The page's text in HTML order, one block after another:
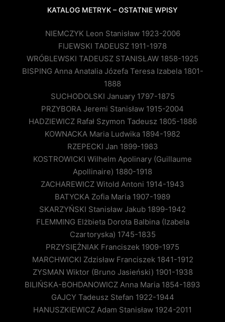
KATALOG METRYK – OSTATNIE WPISY
NIEMCZYK Leon Stanisław 1923-2006
FIJEWSKI TADEUSZ 1911-1978
WRÓBLEWSKI TADEUSZ STANISŁAW 1858-1925
BISPING Anna Anatalia Józefa Teresa Izabela 1801-
1888
SUCHODOLSKI January 1797-1875
PRZYBORA Jeremi Stanisław 1915-2004
HADZIEWICZ Rafał Szymon Tadeusz 1805-1886
KOWNACKA Maria Ludwika 1894-1982
RZEPECKI Jan 1899-1983
KOSTROWICKI Wilhelm Apolinary (Guillaume
Apollinaire) 1880-1918
ZACHAREWICZ Witold Antoni 1914-1943
BATYCKA Zofia Maria 1907-1989
SKARZYŃSKI Stanisław Jakub 1899-1942
FLEMMING Elżbieta Dorota Balbina (Izabela
Czartoryska) 1745-1835
PRZYSIĘŻNIAK Franciszek 1909-1975
MARCHWICKI Zdzisław Franciszek 1841-1912
ZYSMAN Wiktor (Bruno Jasieński) 1901-1938
BILIŃSKA-BOHDANOWICZ Anna Maria 1854-1893
GAJCY Tadeusz Stefan 1922-1944
HANUSZKIEWICZ Adam Stanisław 1924-2011